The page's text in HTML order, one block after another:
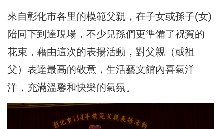
來自彰化市各里的模範父親，在子女或孫子(女)
陪同下到達現場，不少兒孫們更準備了祝賀的
花束，藉由這次的表揚活動，對父親（或祖
父）表達最高的敬意，生活藝文館內喜氣洋
洋，充滿溫馨和快樂的氣氛。